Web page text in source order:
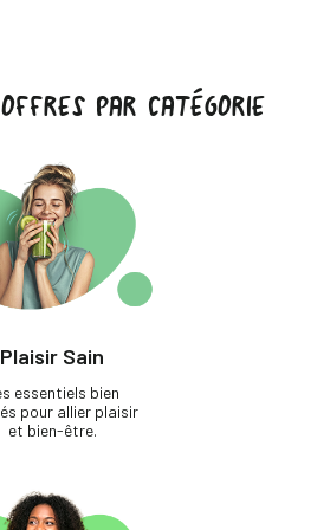
PAR CATÉGORIE
Plaisir Sain
essentiels bien
pour allier plaisir
et bien-être.